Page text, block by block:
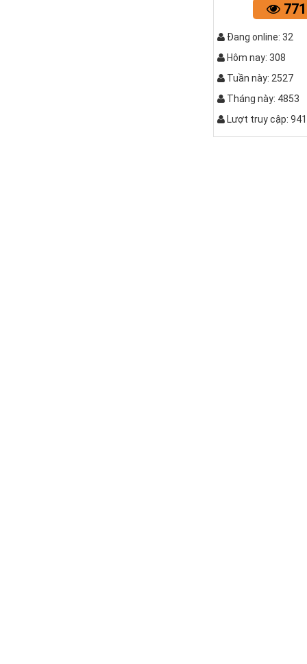
Đang online: 32
Hôm nay: 308
Tuần này: 2527
Tháng này: 4853
Lượt truy cập: